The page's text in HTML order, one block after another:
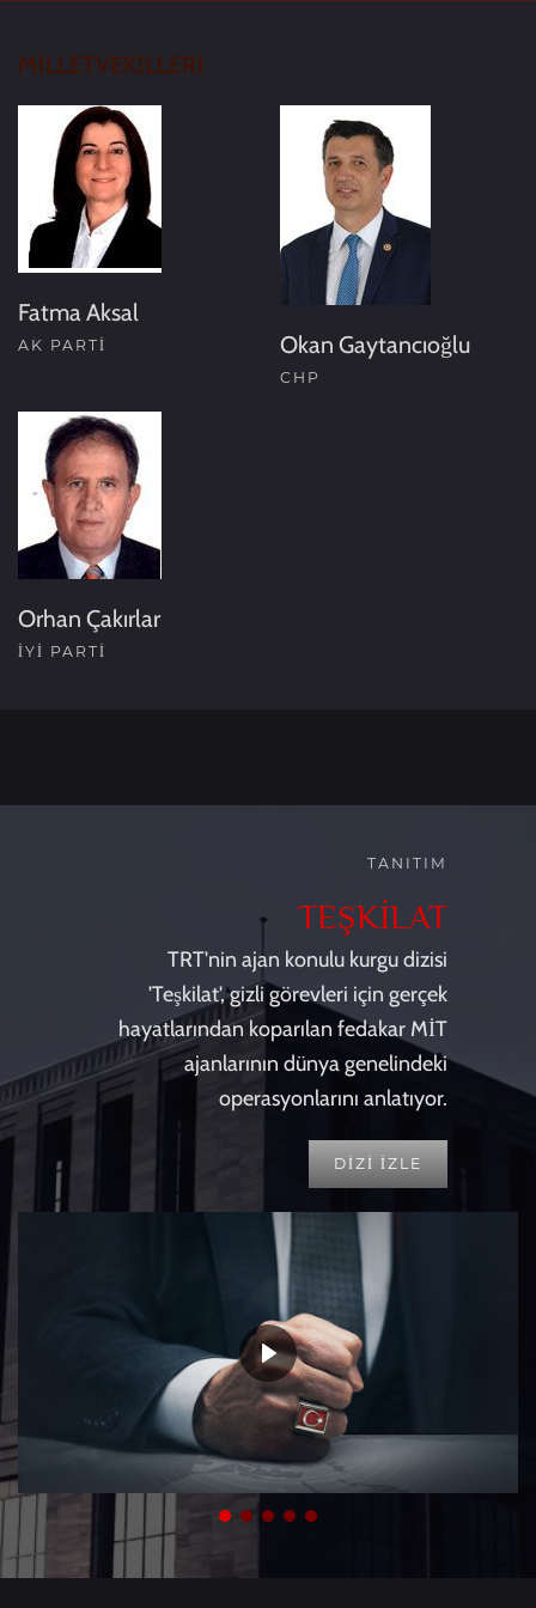
MİLLETVEKİLLERİ
Fatma Aksal
AK PARTI Okan Gaytancıoğlu
CHP
Orhan Çakırlar
İYİ PARTI
TANITIM
TEŞKİLAT
TRT'nin ajan konulu kurgu dizisi
'Teşkilat', gizli görevleri için gerçek
hayatlarından koparılan fedakar MİT
ajanlarının dünya genelindeki
operasyonlarını anlatıyor.
DİZİ İZLE